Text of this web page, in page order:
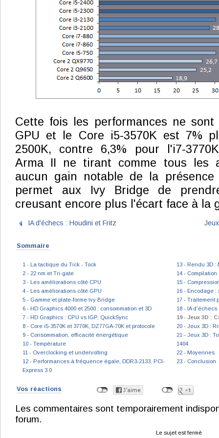
Cette fois les performances ne
GPU et le Core i5-3570K est 7%
2500K, contre 6,3% pour l'i7-
Arma II ne tirant comme tous les
aucun gain notable de la
permet aux Ivy Bridge de
creusant encore plus l'écart face à la
IA d'échecs : Houdini et Fritz
Sommaire
1 - La tactique du Tick - Tock
2 - 22 nm et Tri-gate
3 - Les améliorations côté CPU
4 - Les améliorations côté GPU
5 - Gamme et plate-forme Ivy Bridge
6 - HD Graphics 4000 et 2500 : consommation et 3D
7 - HD Graphics : CPU vs IGP, QuickSync
8 - Core i5-3570K et 3770K, DZ77GA-70K et protocole
9 - Consommation, efficacité énergétique
10 - Température
11 - Overclocking et undervolting
12 - Performances à fréquence égale, DDR3-2133, PCI-
Express 3.0
13 - Rendu 3D :
14 -
15 -
16 - Encodage :
17 - Traitement
18 - IA
19 - Jeux 3D :
20 - Jeux 3D :
21 - Jeux 3D :
1404
22 - Moyennes
23 - Conclusion
Vos réactions
Les commentaires sont temporairement
forum.
Le sujet est fermé